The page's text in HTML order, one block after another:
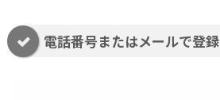
電話番号またはメールで登録